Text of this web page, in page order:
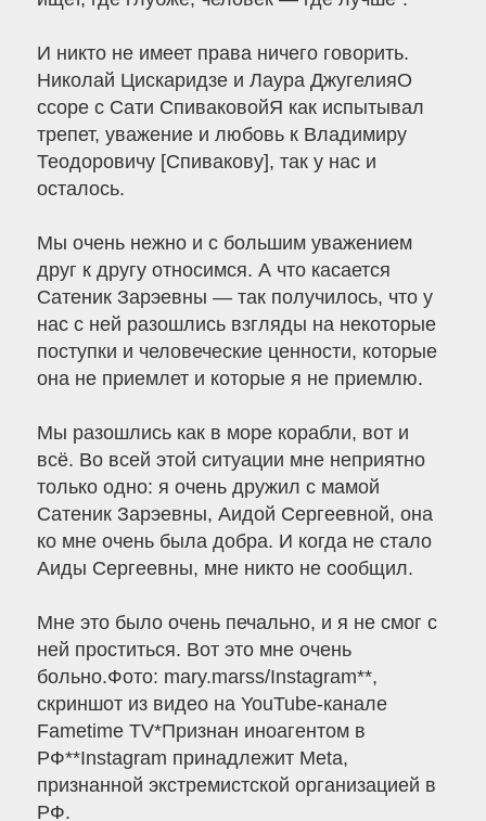
И никто не имеет права ничего говорить.
Николай Цискаридзе и Лаура ДжугелияО
ссоре с Сати СпиваковойЯ как испытывал
трепет, уважение и любовь к Владимиру
Теодоровичу [Спивакову], так у нас и
осталось.
Мы очень нежно и с большим уважением
друг к другу относимся. А что касается
Сатеник Зарэевны — так получилось, что у
нас с ней разошлись взгляды на некоторые
поступки и человеческие ценности, которые
она не приемлет и которые я не приемлю.
Мы разошлись как в море корабли, вот и
всё. Во всей этой ситуации мне неприятно
только одно: я очень дружил с мамой
Сатеник Зарэевны, Аидой Сергеевной, она
ко мне очень была добра. И когда не стало
Аиды Сергеевны, мне никто не сообщил.
Мне это было очень печально, и я не смог с
ней проститься. Вот это мне очень
больно.Фото: mary.marss/Instagram**,
скриншот из видео на YouTube-канале
Fametime TV*Признан иноагентом в
РФ**Instagram принадлежит Meta,
признанной экстремистской организацией в
РФ.